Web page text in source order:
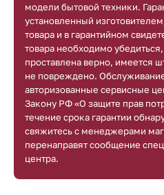
модели бытовой техники.
установленный
товара и в гарантийном
товара необходимо
проставлена верно, имеется
не повреждено.
авторизованные сервисные
Закону РФ «О защите прав
течение срока гарантии
свяжитесь с менеджерами
перенаправят сообщение
центра.